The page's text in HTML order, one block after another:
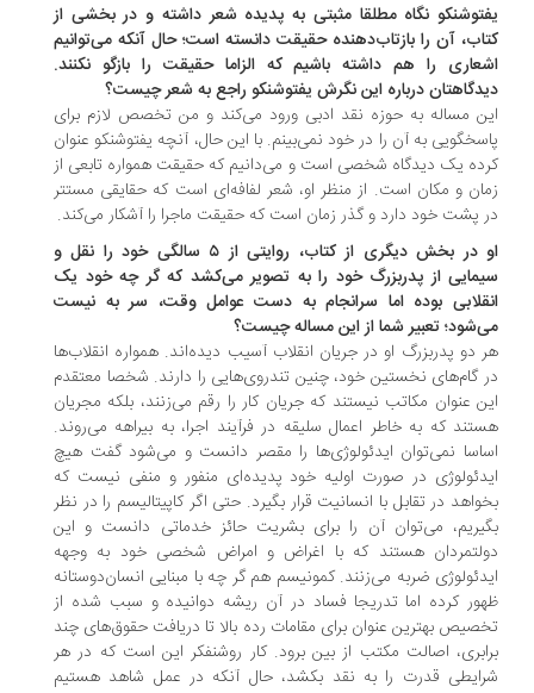
نگاه مطلقا مثبتی به پدیده شعر داشته و در بخشی از
آن را بازتاب‌دهنده حقیقت دانسته است؛ حال آنکه می‌توانیم
را هم داشته باشیم که الزاما حقیقت را بازگو نکنند.
درباره این نگرش یفتوشنکو راجع به شعر چیست؟
مساله به حوزه نقد ادبی ورود می‌کند و من تخصص لازم برای
به آن را در خود نمی‌بینم. با این حال، آنچه یفتوشنکو عنوان
یک دیدگاه شخصی است و می‌دانیم که حقیقت همواره تابعی از
و مکان است. از منظر او، شعر لفافه‌ای است که حقایقی مستتر
پشت خود دارد و گذر زمان است که حقیقت ماجرا را آشکار می‌کند.
او در بخش دیگری از کتاب، روایتی از ۵ سالگی خود را نقل و
از پدربزرگ خود را به تصویر می‌کشد که گر چه خود یک
بوده اما سرانجام به دست عوامل وقت، سر به نیست
تعبیر شما از این مساله چیست؟
دو پدربزرگ او در جریان انقلاب آسیب دیده‌اند. همواره انقلاب‌ها
گام‌های نخستین خود، چنین تندروی‌هایی را دارند. شخصا معتقدم
عنوان مکاتب نیستند که جریان کار را رقم می‌زنند، بلکه مجریان
که به خاطر اعمال سلیقه در فرآیند اجرا، به بیراهه می‌روند.
نمی‌توان ایدئولوژی‌ها را مقصر دانست و می‌شود گفت هیچ
در صورت اولیه خود پدیده‌ای منفور و منفی نیست که
در تقابل با انسانیت قرار بگیرد. حتی اگر کاپیتالیسم را در نظر
می‌توان آن را برای بشریت حائز خدماتی دانست و این
هستند که با اغراض و امراض شخصی خود به وجهه
ضربه می‌زنند. کمونیسم هم گر چه با مبنایی انسان‌دوستانه
کرده اما تدریجا فساد در آن ریشه دوانیده و سبب شده از
بهترین عنوان برای مقامات رده بالا تا دریافت حقوق‌های چند
اصالت مکتب از بین برود. کار روشنفکر این است که در هر
قدرت را به نقد بکشد، حال آنکه در عمل شاهد هستیم